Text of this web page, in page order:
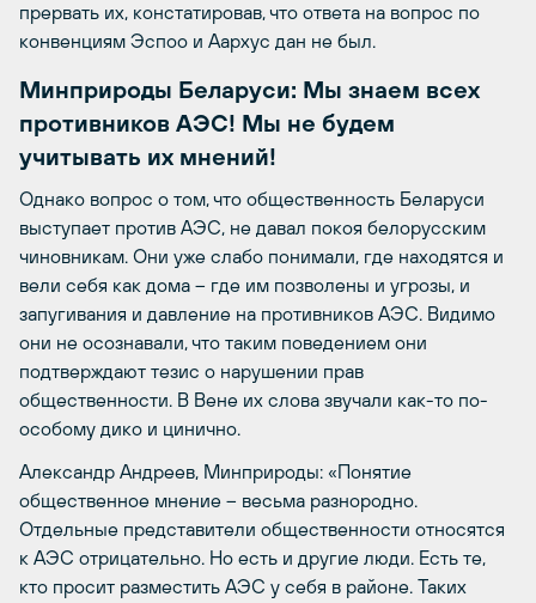
прервать их, констатировав, что ответа на вопрос по
конвенциям Эспоо и Аархус дан не был.
Минприроды Беларуси: Мы знаем всех
противников АЭС! Мы не будем
учитывать их мнений!
Однако вопрос о том, что общественность Беларуси
выступает против АЭС, не давал покоя белорусским
чиновникам. Они уже слабо понимали, где находятся и
вели себя как дома – где им позволены и угрозы, и
запугивания и давление на противников АЭС. Видимо
они не осознавали, что таким поведением они
подтверждают тезис о нарушении прав
общественности. В Вене их слова звучали как-то по-
особому дико и цинично.
Александр Андреев, Минприроды: «Понятие
общественное мнение – весьма разнородно.
Отдельные представители общественности относятся
к АЭС отрицательно. Но есть и другие люди. Есть те,
кто просит разместить АЭС у себя в районе. Таких